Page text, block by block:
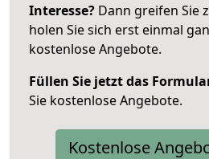
Interesse? Dann greifen Sie
holen Sie sich erst einmal
kostenlose Angebote.
Füllen Sie jetzt das
Sie kostenlose Angebote.
Kostenlose